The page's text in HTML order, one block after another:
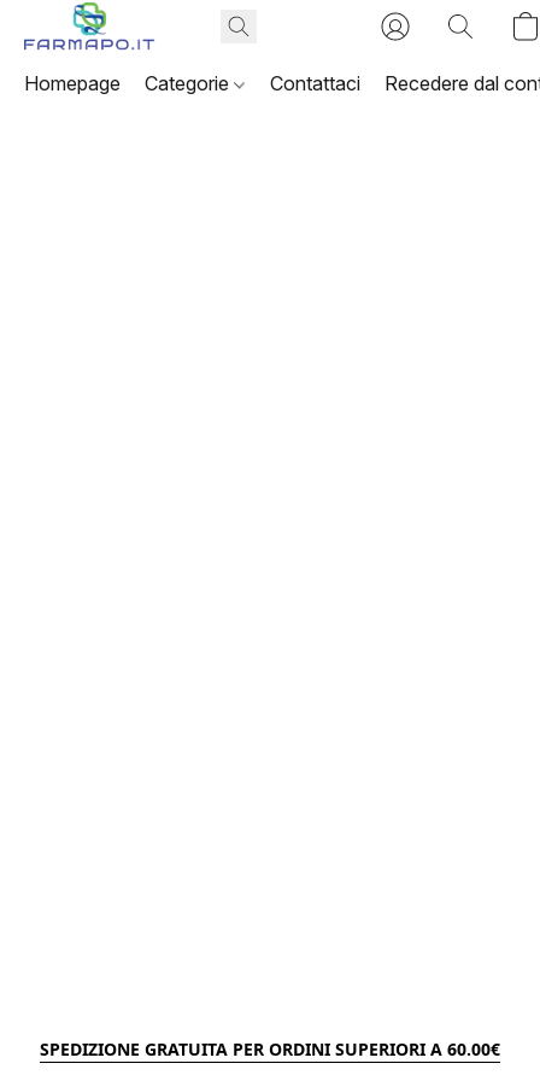
Homepage Categorie Contattaci Recedere dal
SPEDIZIONE GRATUITA PER ORDINI SUPERIORI A 60.00€